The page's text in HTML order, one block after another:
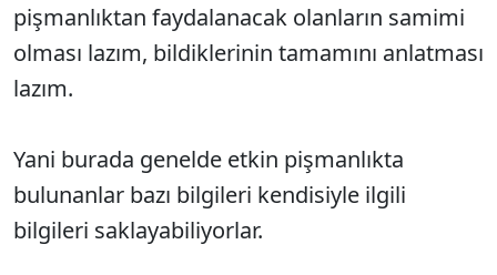
pişmanlıktan faydalanacak olanların samimi
olması lazım, bildiklerinin tamamını anlatması
lazım.
Yani burada genelde etkin pişmanlıkta
bulunanlar bazı bilgileri kendisiyle ilgili
bilgileri saklayabiliyorlar.